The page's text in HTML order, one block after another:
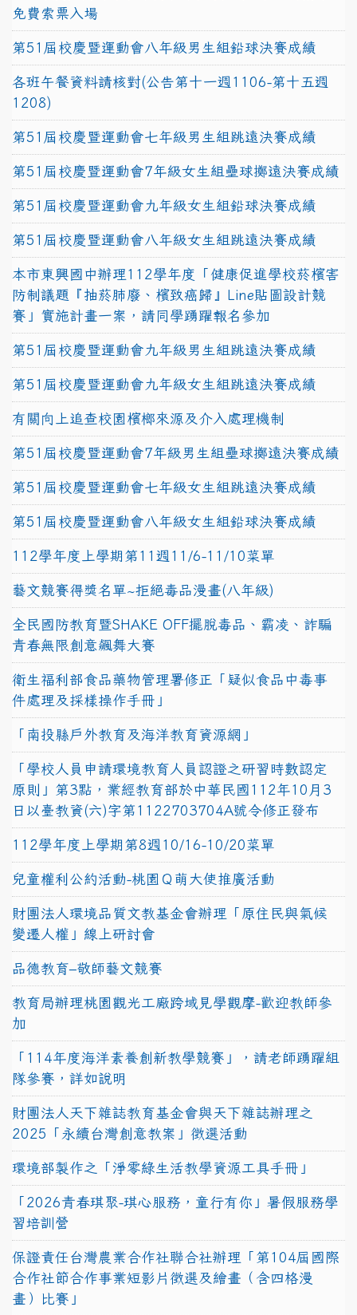
免費索票入場
第51屆校慶暨運動會八年級男生組鉛球決賽成績
各班午餐資料請核對(公告第十一週1106-第十五週
1208)
第51屆校慶暨運動會七年級男生組跳遠決賽成績
第51屆校慶暨運動會7年級女生組壘球擲遠決賽成績
第51屆校慶暨運動會九年級女生組鉛球決賽成績
第51屆校慶暨運動會八年級女生組跳遠決賽成績
本市東興國中辦理112學年度「健康促進學校菸檳害
防制議題『抽菸肺廢、檳致癌歸』Line貼圖設計競
賽」實施計畫一案，請同學踴躍報名參加
第51屆校慶暨運動會九年級男生組跳遠決賽成績
第51屆校慶暨運動會九年級女生組跳遠決賽成績
有關向上追查校園檳榔來源及介入處理機制
第51屆校慶暨運動會7年級男生組壘球擲遠決賽成績
第51屆校慶暨運動會七年級女生組跳遠決賽成績
第51屆校慶暨運動會八年級女生組鉛球決賽成績
112學年度上學期第11週11/6-11/10菜單
藝文競賽得獎名單~拒絕毒品漫畫(八年級)
全民國防教育暨SHAKE OFF擺脫毒品、霸凌、詐騙
青春無限創意飆舞大賽
衛生福利部食品藥物管理署修正「疑似食品中毒事
件處理及採樣操作手冊」
「南投縣戶外教育及海洋教育資源網」
「學校人員申請環境教育人員認證之研習時數認定
原則」第3點，業經教育部於中華民國112年10月3
日以臺教資(六)字第1122703704A號令修正發布
112學年度上學期第8週10/16-10/20菜單
兒童權利公約活動-桃園Ｑ萌大使推廣活動
財團法人環境品質文教基金會辦理「原住民與氣候
變遷人權」線上研討會
品德教育–敬師藝文競賽
教育局辦理桃園觀光工廠跨域見學觀摩-歡迎教師參
加
「114年度海洋素養創新教學競賽」，請老師踴躍組
隊參賽，詳如說明
財團法人天下雜誌教育基金會與天下雜誌辦理之
2025「永續台灣創意教案」徵選活動
環境部製作之「淨零綠生活教學資源工具手冊」
「2026青春琪聚-琪心服務，童行有你」暑假服務學
習培訓營
保證責任台灣農業合作社聯合社辦理「第104屆國際
合作社節合作事業短影片徵選及繪畫（含四格漫
畫）比賽」